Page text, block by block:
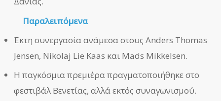
Παραλειπόμενα
Έκτη συνεργασία ανάμεσα στους Anders Thomas
Jensen, Nikolaj Lie Kaas και Mads Mikkelsen.
Η παγκόσμια πρεμιέρα πραγματοποιήθηκε στο
φεστιβάλ Βενετίας, αλλά εκτός συναγωνισμού.